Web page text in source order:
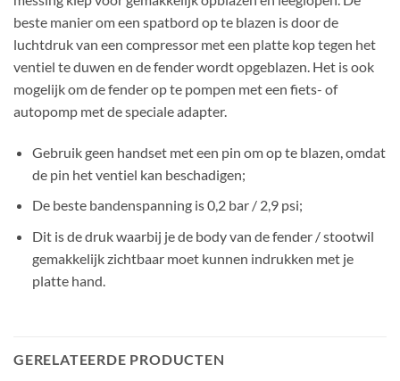
beste manier om een ​​spatbord op te blazen is door de
luchtdruk van een compressor met een platte kop tegen het
ventiel te duwen en de fender wordt opgeblazen. Het is ook
mogelijk om de fender op te pompen met een fiets- of
autopomp met de speciale adapter.
Gebruik geen handset met een pin om op te blazen, omdat
de pin het ventiel kan beschadigen;
De beste bandenspanning is 0,2 bar / 2,9 psi;
Dit is de druk waarbij je de body van de fender / stootwil
gemakkelijk zichtbaar moet kunnen indrukken met je
platte hand.
GERELATEERDE PRODUCTEN